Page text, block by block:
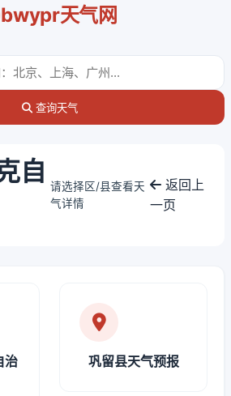
bwypr天气网
查询天气
自 请选择区/县查看天
气详情
返回上
一页
治
巩留县天气预报